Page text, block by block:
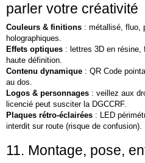
parler votre créativité
Couleurs & finitions : métallisé, fluo,
holographiques.
Effets optiques : lettres 3D en résine,
haute définition.
Contenu dynamique : QR Code
au dos.
Logos & personnages : veillez aux
licencié peut susciter la DGCCRF.
Plaques rétro‑éclairées : LED
interdit sur route (risque de confusion).
11. Montage, pose,